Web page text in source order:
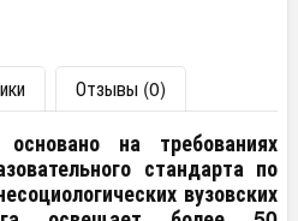
Отзывы (0)
на требованиях
стандарта по
вузовских